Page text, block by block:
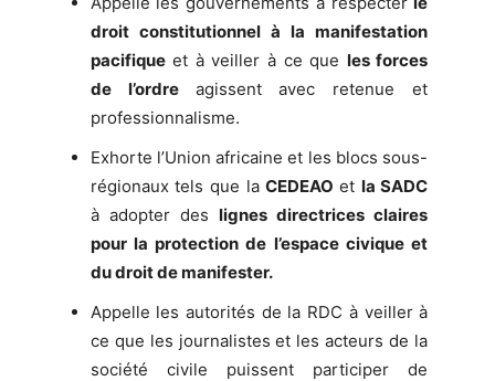
droit constitutionnel à la manifestation
pacifiqueet à veiller à ce que les forces
de l’ordre agissent avec retenue et
professionnalisme.
Exhorte l’Union africaine et les blocs sous-
régionaux tels que laCEDEAO et la SADC
à adopter deslignes directrices claires
pour la protection de l’espace civique et
du droit de manifester.
Appelle les autorités de la RDC à veiller à
ce que les journalistes et les acteurs de la
société civile puissent participer de